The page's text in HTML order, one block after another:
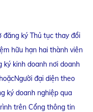
đăng ký Thủ tục thay đổi
hữu hạn hai thành viên
kinh doanh nơi doanh
đại diện theo
ký doanh nghiệp qua
trên Cổng thông tin